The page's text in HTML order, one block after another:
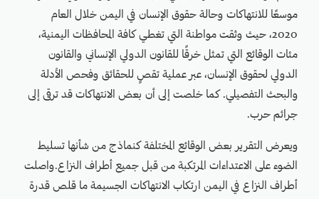
موسعًا للانتهاكات وحالة حقوق الإنسان في اليمن خلال العام
2020، حيث وثقت مواطنة التي تغطي كافة المحافظات اليمنية،
مئات الوقائع التي تمثل خرقًا للقانون الدولي الإنساني والقانون
الدولي لحقوق الإنسان، عبر عملية تقصٍ للحقائق وفحص الأدلة
والبحث التفصيلي. كما خلصت إلى أن بعض الانتهاكات قد ترقى إلى
جرائم حرب.
ويعرض التقرير بعض الوقائع المختلفة كنماذج من شأنها تسليط
الضوء على الاعتداءات المرتكبة من قبل جميع أطراف النزاع.واصلت
أطراف النزاع في اليمن ارتكاب الانتهاكات الجسيمة ما قلص قدرة